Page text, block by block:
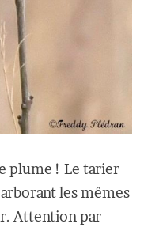
plume ! Le tarier
les mêmes
Attention par